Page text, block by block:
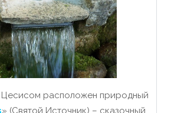
расположен природный
» (Святой Источник) – сказочный